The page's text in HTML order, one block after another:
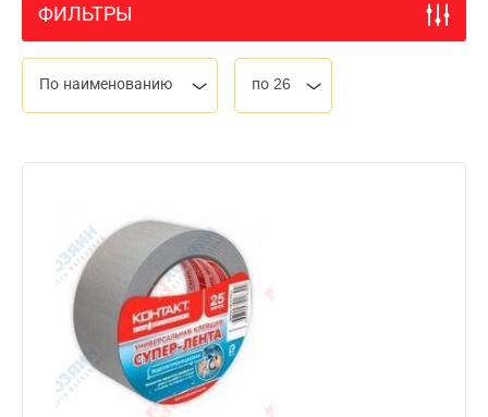
ФИЛЬТРЫ
По наименованию по 26